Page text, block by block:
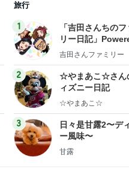
旅行
1
「吉田さんちの
リー日記」
y Ameba 吉田さ
ログ
吉田さんファミリー
2
☆やまあこ☆さん
ィズニー日記
☆やまあこ☆
3
日々是甘露2〜デ
ー風味〜
甘露